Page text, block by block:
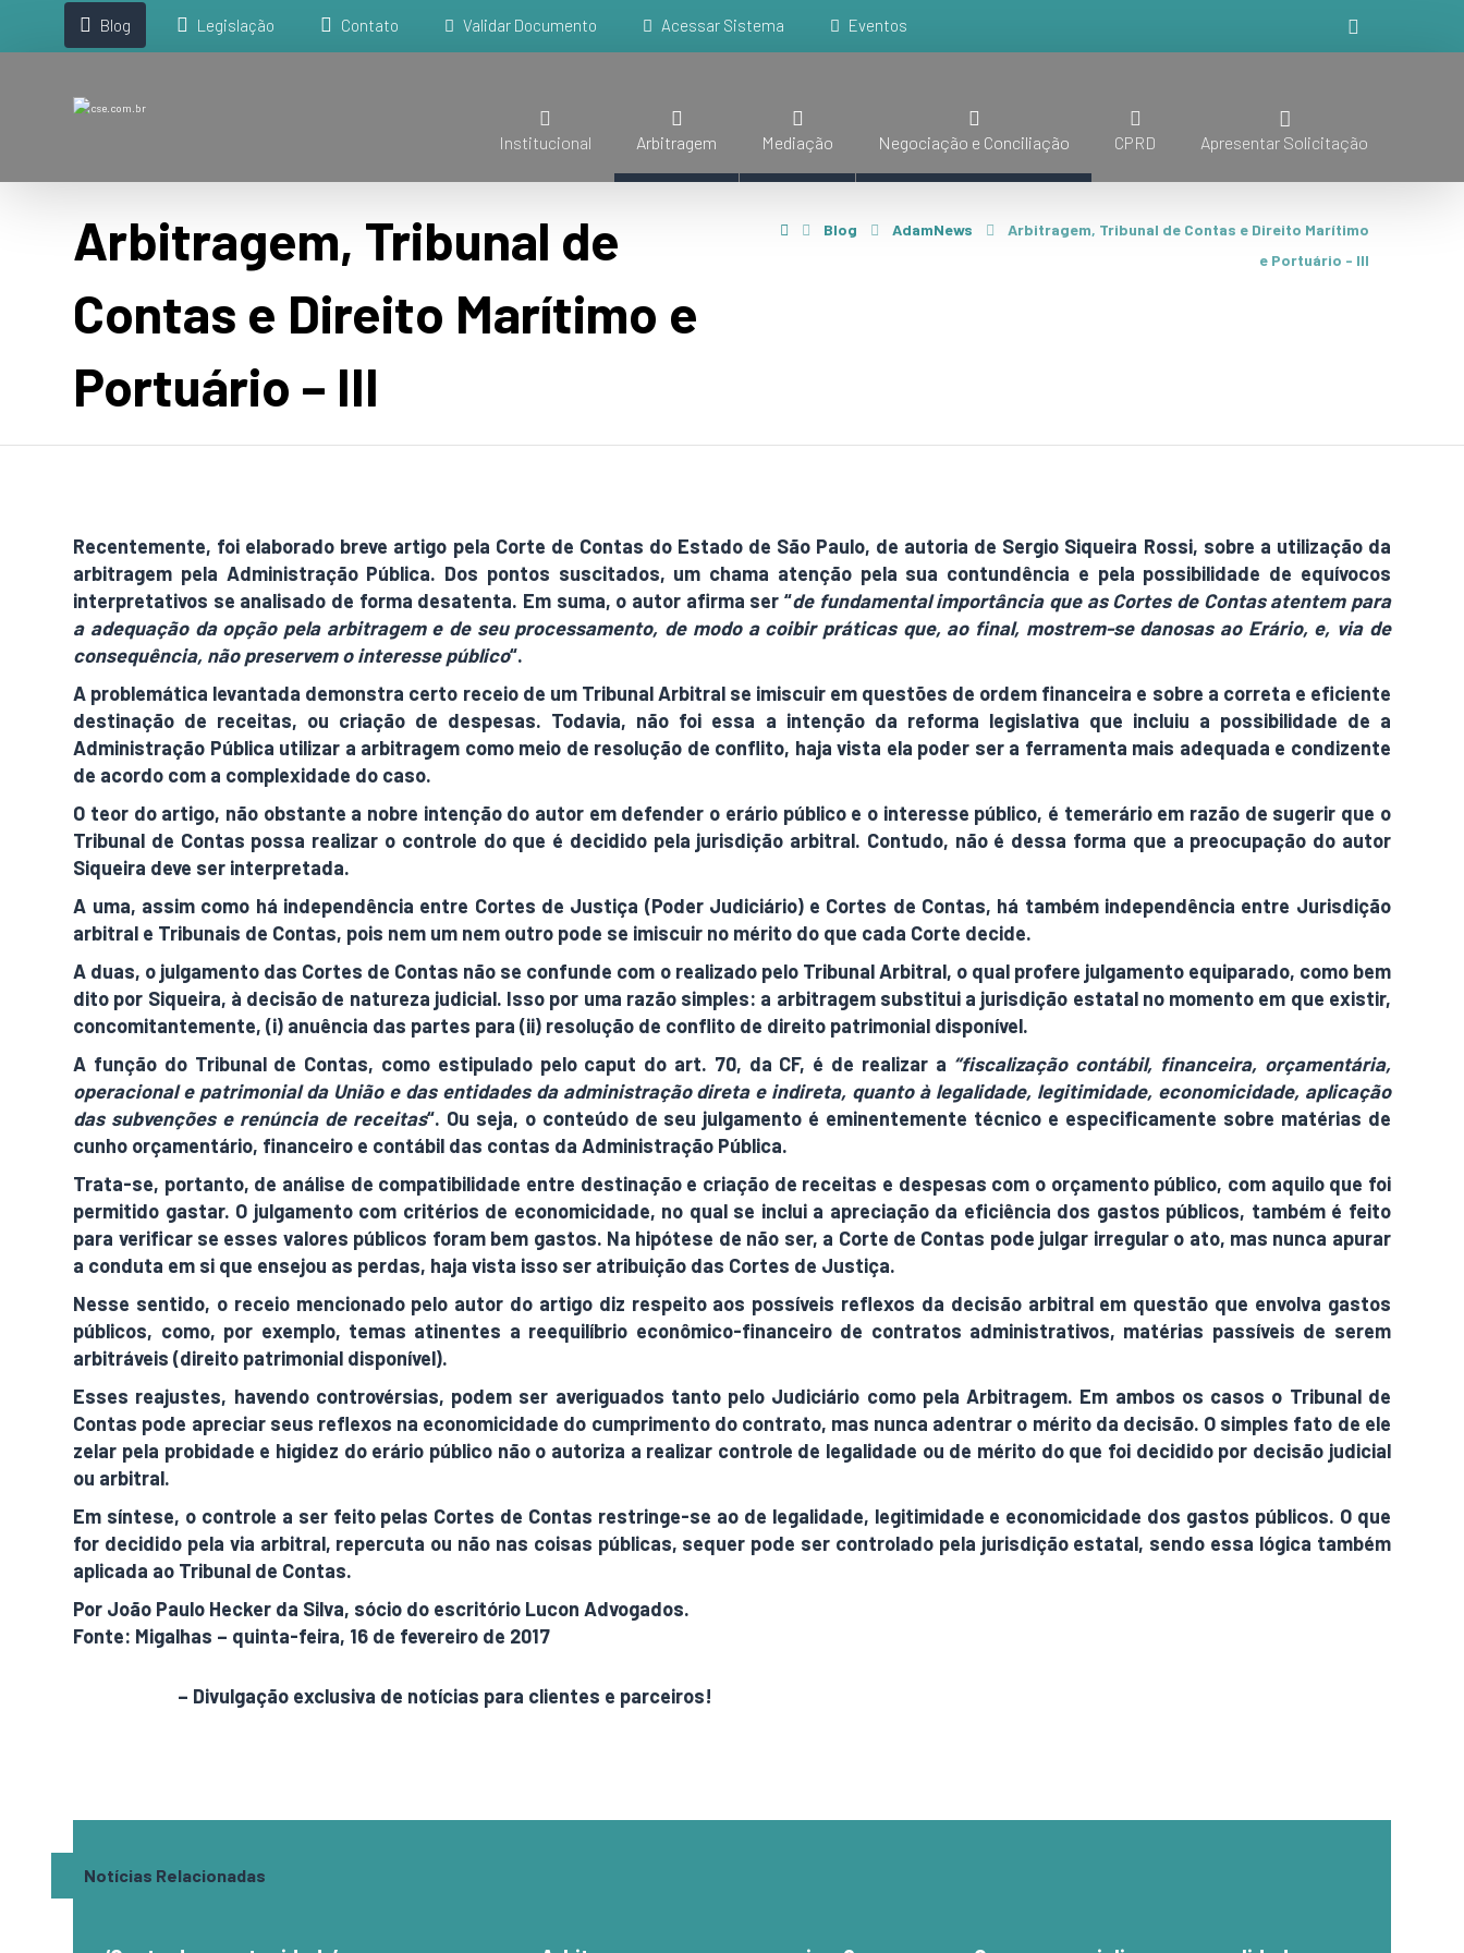
Blog Legislação Contato Validar Documento Acessar Sistema Eventos
Institucional Arbitragem Mediação Negociação e Conciliação CPRD Apresentar Solicitação
Arbitragem, Tribunal de
Contas e Direito Marítimo e
Portuário – III
Blog AdamNews
Arbitragem, Tribunal de Contas e Direito Marítimo
e Portuário - III
Recentemente, foi elaborado breve artigo pela Corte de Contas do Estado de São Paulo, de autoria de Sergio Siqueira Rossi, sobre a utilização da
arbitragem pela Administração Pública. Dos pontos suscitados, um chama atenção pela sua contundência e pela possibilidade de equívocos
interpretativos se analisado de forma desatenta. Em suma, o autor afirma ser “de fundamental importância que as Cortes de Contas atentem para
a adequação da opção pela arbitragem e de seu processamento, de modo a coibir práticas que, ao final, mostrem-se danosas ao Erário, e, via de
consequência, não preservem o interesse público“.
A problemática levantada demonstra certo receio de um Tribunal Arbitral se imiscuir em questões de ordem financeira e sobre a correta e eficiente
destinação de receitas, ou criação de despesas. Todavia, não foi essa a intenção da reforma legislativa que incluiu a possibilidade de a
Administração Pública utilizar a arbitragem como meio de resolução de conflito, haja vista ela poder ser a ferramenta mais adequada e condizente
de acordo com a complexidade do caso.
O teor do artigo, não obstante a nobre intenção do autor em defender o erário público e o interesse público, é temerário em razão de sugerir que o
Tribunal de Contas possa realizar o controle do que é decidido pela jurisdição arbitral. Contudo, não é dessa forma que a preocupação do autor
Siqueira deve ser interpretada.
A uma, assim como há independência entre Cortes de Justiça (Poder Judiciário) e Cortes de Contas, há também independência entre Jurisdição
arbitral e Tribunais de Contas, pois nem um nem outro pode se imiscuir no mérito do que cada Corte decide.
A duas, o julgamento das Cortes de Contas não se confunde com o realizado pelo Tribunal Arbitral, o qual profere julgamento equiparado, como bem
dito por Siqueira, à decisão de natureza judicial. Isso por uma razão simples: a arbitragem substitui a jurisdição estatal no momento em que existir,
concomitantemente, (i) anuência das partes para (ii) resolução de conflito de direito patrimonial disponível.
A função do Tribunal de Contas, como estipulado pelo caput do art. 70, da CF, é de realizar a “fiscalização contábil, financeira, orçamentária,
operacional e patrimonial da União e das entidades da administração direta e indireta, quanto à legalidade, legitimidade, economicidade, aplicação
das subvenções e renúncia de receitas“. Ou seja, o conteúdo de seu julgamento é eminentemente técnico e especificamente sobre matérias de
cunho orçamentário, financeiro e contábil das contas da Administração Pública.
Trata-se, portanto, de análise de compatibilidade entre destinação e criação de receitas e despesas com o orçamento público, com aquilo que foi
permitido gastar. O julgamento com critérios de economicidade, no qual se inclui a apreciação da eficiência dos gastos públicos, também é feito
para verificar se esses valores públicos foram bem gastos. Na hipótese de não ser, a Corte de Contas pode julgar irregular o ato, mas nunca apurar
a conduta em si que ensejou as perdas, haja vista isso ser atribuição das Cortes de Justiça.
Nesse sentido, o receio mencionado pelo autor do artigo diz respeito aos possíveis reflexos da decisão arbitral em questão que envolva gastos
públicos, como, por exemplo, temas atinentes a reequilíbrio econômico-financeiro de contratos administrativos, matérias passíveis de serem
arbitráveis (direito patrimonial disponível).
Esses reajustes, havendo controvérsias, podem ser averiguados tanto pelo Judiciário como pela Arbitragem. Em ambos os casos o Tribunal de
Contas pode apreciar seus reflexos na economicidade do cumprimento do contrato, mas nunca adentrar o mérito da decisão. O simples fato de ele
zelar pela probidade e higidez do erário público não o autoriza a realizar controle de legalidade ou de mérito do que foi decidido por decisão judicial
ou arbitral.
Em síntese, o controle a ser feito pelas Cortes de Contas restringe-se ao de legalidade, legitimidade e economicidade dos gastos públicos. O que
for decidido pela via arbitral, repercuta ou não nas coisas públicas, sequer pode ser controlado pela jurisdição estatal, sendo essa lógica também
aplicada ao Tribunal de Contas.
Por João Paulo Hecker da Silva, sócio do escritório Lucon Advogados.
Fonte: Migalhas – quinta-feira, 16 de fevereiro de 2017
– Divulgação exclusiva de notícias para clientes e parceiros!
Notícias Relacionadas